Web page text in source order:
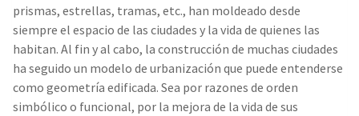
prismas, estrellas, tramas, etc., han moldeado desde
siempre el espacio de las ciudades y la vida de quienes las
habitan. Al fin y al cabo, la construcción de muchas ciudades
ha seguido un modelo de urbanización que puede entenderse
como geometría edificada. Sea por razones de orden
simbólico o funcional, por la mejora de la vida de sus